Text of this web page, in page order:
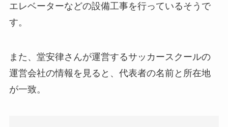
エレベーターなどの設備工事を行っているそうで
す。
また、堂安律さんが運営するサッカースクールの
運営会社の情報を見ると、代表者の名前と所在地
が一致。